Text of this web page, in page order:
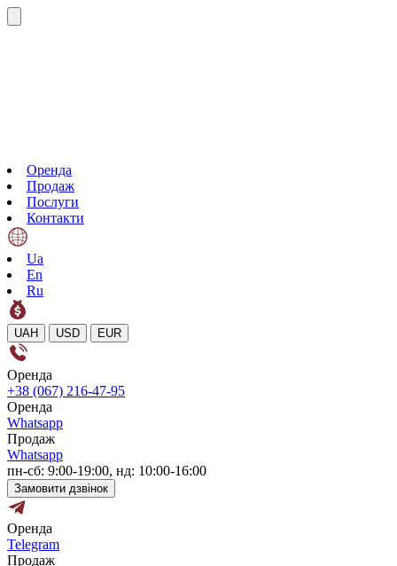
Оренда
Продаж
Послуги
Контакти
Ua
En
Ru
UAH USD EUR
Оренда
+38 (067) 216-47-95
Оренда
Whatsapp
Продаж
Whatsapp
пн-сб: 9:00-19:00, нд: 10:00-16:00
Замовити дзвінок
Оренда
Telegram
Продаж